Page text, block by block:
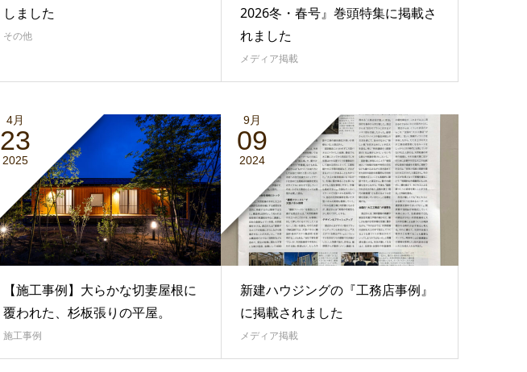
しました
その他
2026冬・春号』巻頭特集に掲載さ
れました
メディア掲載
4月
23
2025
【施工事例】大らかな切妻屋根に
覆われた、杉板張りの平屋。
施工事例
9月
09
2024
新建ハウジングの『工務店事例』
に掲載されました
メディア掲載